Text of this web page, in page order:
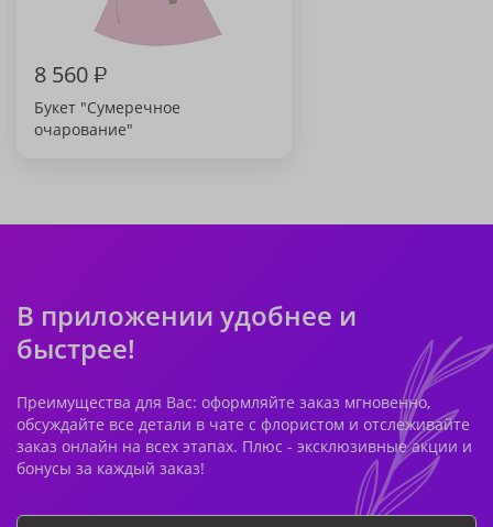
8 560₽
Букет "Сумеречное
очарование"
В приложении удобнее и
быстрее!
Преимущества для Вас: оформляйте заказ мгновенно,
обсуждайте все детали в чате с флористом и отслеживайте
заказ онлайн на всех этапах. Плюс - эксклюзивные акции и
бонусы за каждый заказ!